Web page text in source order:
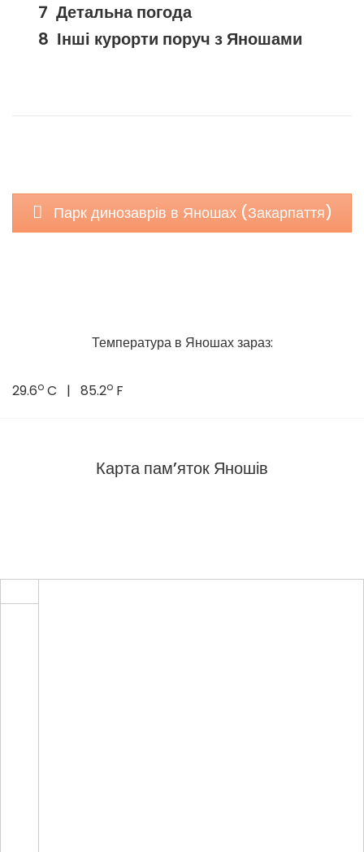
Детальна погода
Інші курорти поруч з Яношами
Парк динозаврів в Яношах (Закарпаття)
Температура в Яношах зараз:
29.6o C | 85.2o F
Карта пам’яток Яношів